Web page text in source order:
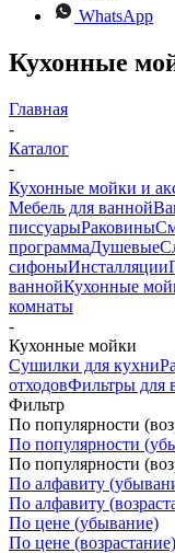
WhatsApp
Кухонные
Главная
-
Каталог
-
Кухонные мойки и
Мебель для ванной
писсуарыРаковины
программаДушевые
сифоныИнсталляции
ваннойКухонные
комнаты
-
Кухонные мойки
Сушилки для кухни
отходовФильтры для
Фильтр
По популярности
По популярности
По популярности
По алфавиту
По алфавиту
По цене (убывание)
По цене (возрастание)